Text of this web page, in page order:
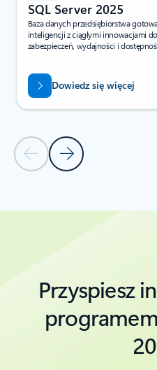
Poprzedni slajd — sekcja
Następny slajd —
SQL Server 2025
Baza danych przedsiębiorstwa
inteligencji z ciągłymi innowacjami
zabezpieczeń, wydajności i
Dowiedz się więcej
Powrót do sekcji Zasoby —
Przyspiesz